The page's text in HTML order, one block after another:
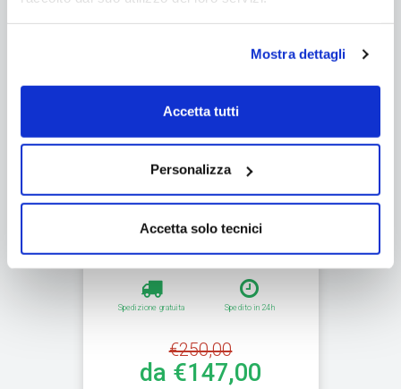
Mostra dettagli
Accetta tutti
Personalizza
Accetta solo tecnici
fuori terra fino a h.1,40 m - con
piattaforma
Spedizione gratuita Spedito in 24h
€250,00
da €147,00